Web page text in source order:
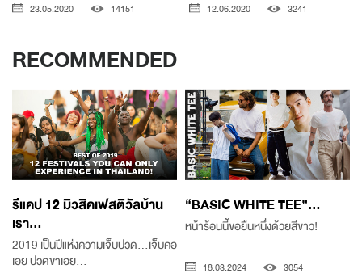
23.05.2020 14151 12.06.2020 3241
RECOMMENDED
รีแคป 12 มิวสิคเฟสติวัลบ้าน
เรา...
2019 เป็นปีแห่งความเจ็บปวด...เจ็บคอ
เอย ปวดขาเอย...
“BASIC WHITE TEE”...
หน้าร้อนนี้ขอยืนหนึ่งด้วยสีขาว!
18.03.2024 3054